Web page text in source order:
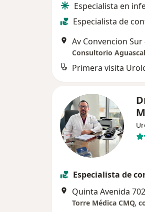
Especialista en
Especialista de
Consultorio
Primera visita
Especialista de
Quinta Avenida
Torre Médica CMQ,